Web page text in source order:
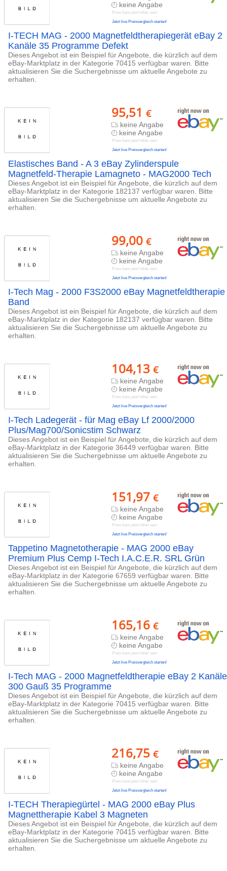
keine Angabe
Preis kann jetzt höher sein
Jetzt live Preisvergleich starten!
I-TECH MAG - 2000 Magnetfeldtherapiegerät eBay 2
Kanäle 35 Programme Defekt
Dieses Angebot ist ein Beispiel für Angebote, die kürzlich auf dem
eBay-Marktplatz in der Kategorie 70415 verfügbar waren. Bitte
aktualisieren Sie die Suchergebnisse um aktuelle Angebote zu
erhalten.
95,51 €
keine Angabe
keine Angabe
Preis kann jetzt höher sein
Jetzt live Preisvergleich starten!
Elastisches Band - A 3 eBay Zylinderspule
Magnetfeld-Therapie Lamagneto - MAG2000 Tech
Dieses Angebot ist ein Beispiel für Angebote, die kürzlich auf dem
eBay-Marktplatz in der Kategorie 182137 verfügbar waren. Bitte
aktualisieren Sie die Suchergebnisse um aktuelle Angebote zu
erhalten.
99,00 €
keine Angabe
keine Angabe
Preis kann jetzt höher sein
Jetzt live Preisvergleich starten!
I-Tech Mag - 2000 F3S2000 eBay Magnetfeldtherapie
Band
Dieses Angebot ist ein Beispiel für Angebote, die kürzlich auf dem
eBay-Marktplatz in der Kategorie 182137 verfügbar waren. Bitte
aktualisieren Sie die Suchergebnisse um aktuelle Angebote zu
erhalten.
104,13 €
keine Angabe
keine Angabe
Preis kann jetzt höher sein
Jetzt live Preisvergleich starten!
I-Tech Ladegerät - für Mag eBay Lf 2000/2000
Plus/Mag700/Sonicstim Schwarz
Dieses Angebot ist ein Beispiel für Angebote, die kürzlich auf dem
eBay-Marktplatz in der Kategorie 36449 verfügbar waren. Bitte
aktualisieren Sie die Suchergebnisse um aktuelle Angebote zu
erhalten.
151,97 €
keine Angabe
keine Angabe
Preis kann jetzt höher sein
Jetzt live Preisvergleich starten!
Tappetino Magnetotherapie - MAG 2000 eBay
Premium Plus Cemp I-Tech I.A.C.E.R. SRL Grün
Dieses Angebot ist ein Beispiel für Angebote, die kürzlich auf dem
eBay-Marktplatz in der Kategorie 67659 verfügbar waren. Bitte
aktualisieren Sie die Suchergebnisse um aktuelle Angebote zu
erhalten.
165,16 €
keine Angabe
keine Angabe
Preis kann jetzt höher sein
Jetzt live Preisvergleich starten!
I-Tech MAG - 2000 Magnetfeldtherapie eBay 2 Kanäle
300 Gauß 35 Programme
Dieses Angebot ist ein Beispiel für Angebote, die kürzlich auf dem
eBay-Marktplatz in der Kategorie 70415 verfügbar waren. Bitte
aktualisieren Sie die Suchergebnisse um aktuelle Angebote zu
erhalten.
216,75 €
keine Angabe
keine Angabe
Preis kann jetzt höher sein
Jetzt live Preisvergleich starten!
I-TECH Therapiegürtel - MAG 2000 eBay Plus
Magnettherapie Kabel 3 Magneten
Dieses Angebot ist ein Beispiel für Angebote, die kürzlich auf dem
eBay-Marktplatz in der Kategorie 70415 verfügbar waren. Bitte
aktualisieren Sie die Suchergebnisse um aktuelle Angebote zu
erhalten.